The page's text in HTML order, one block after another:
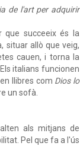
de l'art per adquirir
que succeeix és la
situar allò que veig,
cauen, i torna la
italians funcionen
llibres com Dios lo
un sofà.
als mitjans de
Pel que fa a l'ús